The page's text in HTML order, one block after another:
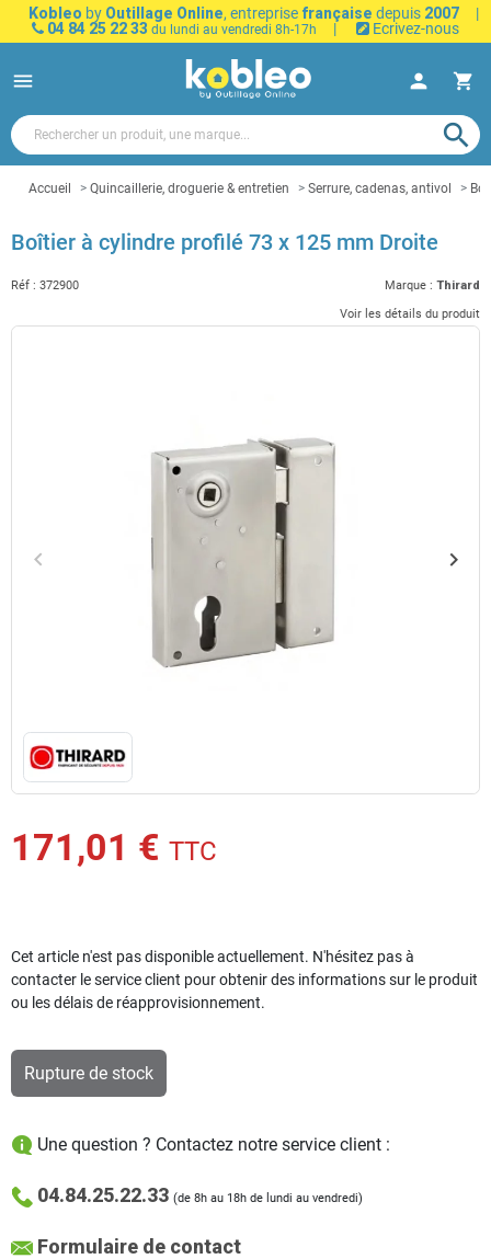
Kobleo by Outillage Online, entreprise française depuis 2007
|
04 84 25 22 33 du lundi au vendredi 8h-17h | Ecrivez-nous
menu person shopping_cart
search
Accueil Quincaillerie, droguerie & entretien Serrure, cadenas, antivol
Boîtier à cylindre profilé 73 x 125 mm Droite
Réf : 372900 Marque : Thirard
Voir les détails du produit
Précédent
keyboard_arrow_left keyboard_arrow_right
171,01 € TTC
Cet article n'est pas disponible actuellement. N'hésitez pas à
contacter le service client pour obtenir des informations sur le produit
ou les délais de réapprovisionnement.
Rupture de stock
Une question ? Contactez notre service client :
04.84.25.22.33 (de 8h au 18h de lundi au vendredi)
Formulaire de contact